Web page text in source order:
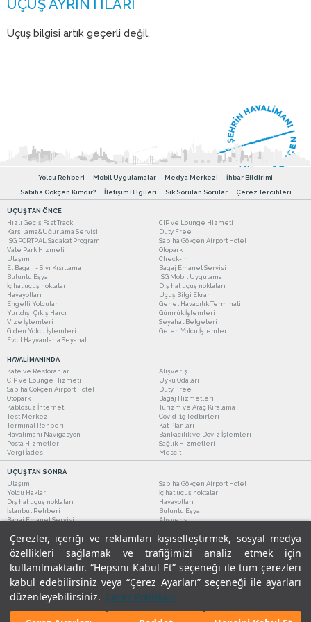
Çerezler, içeriği ve reklamları kişiselleştirmek, sosyal medya
özellikleri sağlamak ve trafiğimizi analiz etmek için
kullanılmaktadır. “Hepsini Kabul Et” seçeneği ile tüm çerezleri
kabul edebilirsiniz veya “Çerez Ayarları” seçeneği ile ayarları
düzenleyebilirsiniz. Çerez Politikası
Uçuş bilgisi artık geçerli değil.
Yolcu Rehberi Mobil Uygulamalar Medya Merkezi
İhbar Bildirimi
Sabiha Gökçen Kimdir?
İletişim Bilgileri Sık Sorulan Sorular Çerez Tercihleri
UÇUŞTAN ÖNCE
Hızlı Geçiş Fast Track
CIP ve Lounge Hizmeti
Karşılama&Uğurlama Servisi
Duty Free
ISG PORTPAL Sadakat Programı
Sabiha Gökçen Airport Hotel
Vale Park Hizmeti
Otopark
Ulaşım
Check-in
El Bagajı - Sıvı Kısıtlama
Bagaj Emanet Servisi
Buluntu Eşya
ISG Mobil Uygulama
İç hat uçuş noktaları
Dış hat uçuş noktaları
Havayolları
Uçuş Bilgi Ekranı
Engelli Yolcular
Genel Havacılık Terminali
Yurtdışı Çıkış Harcı
Gümrük İşlemleri
Vize İşlemleri
Seyahat Belgeleri
Giden Yolcu İşlemleri
Gelen Yolcu İşlemleri
Evcil Hayvanlarla Seyahat
HAVALİMANINDA
Kafe ve Restoranlar
Alışveriş
CIP ve Lounge Hizmeti
Uyku Odaları
Sabiha Gökçen Airport Hotel
Duty Free
Otopark
Bagaj Hizmetleri
Kablosuz İnternet
Turizm ve Araç Kiralama
Test Merkezi
Covid-19 Tedbirleri
Terminal Rehberi
Kat Planları
Havalimanı Navigasyon
Bankacılık ve Döviz İşlemleri
Posta Hizmetleri
Sağlık Hizmetleri
Vergi İadesi
Mescit
UÇUŞTAN SONRA
Ulaşım
Sabiha Gökçen Airport Hotel
Yolcu Hakları
İç hat uçuş noktaları
Dış hat uçuş noktaları
Havayolları
İstanbul Rehberi
Buluntu Eşya
Bagaj Emanet Servisi
Alışveriş